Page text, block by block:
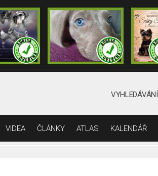
VYHLEDÁVÁNÍ
VIDEA ČLÁNKY ATLAS KALENDÁŘ